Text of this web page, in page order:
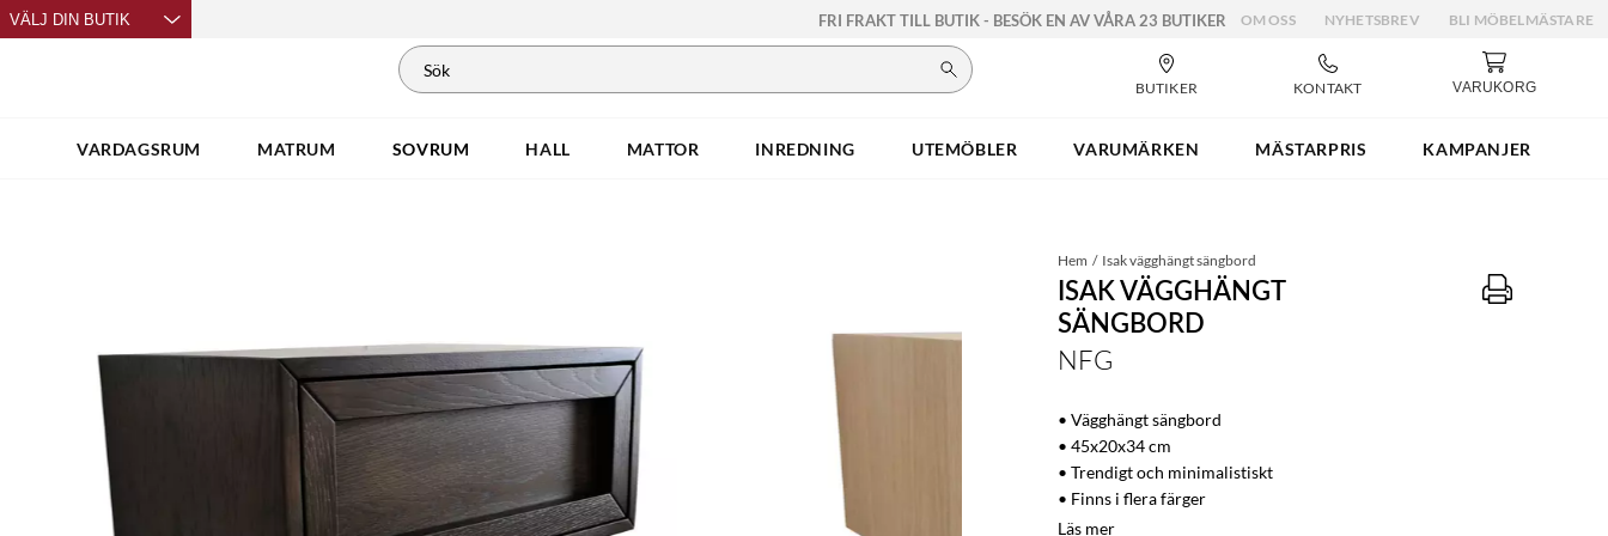
VÄLJ DIN BUTIK FRI FRAKT TILL BUTIK - BESÖK EN AV VÅRA 23 BUTIKER OM OSS NYHETSBREV BLI MÖBELMÄSTARE
BUTIKER KONTAKT VARUKORG
VARDAGSRUM MATRUM SOVRUM HALL MATTOR INREDNING UTEMÖBLER VARUMÄRKEN MÄSTARPRIS KAMPANJER
Hem Isak vägghängt sängbord
ISAK VÄGGHÄNGT
SÄNGBORD
NFG
• Vägghängt sängbord
• 45x20x34 cm
• Trendigt och minimalistiskt
• Finns i flera färger
Läs mer